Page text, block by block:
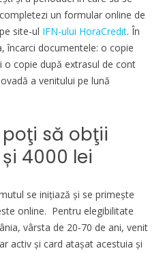
un formular online de
site-ul IFN-ului HoraCredit. În
încarci documentele: o copie
o copie după extrasul de cont
a venitului pe lună
să obţii
4000 lei
se iniţiază şi se primeşte
online. Pentru elegibilitate
vârsta de 20-70 de ani, venit
activ şi card ataşat acestuia şi